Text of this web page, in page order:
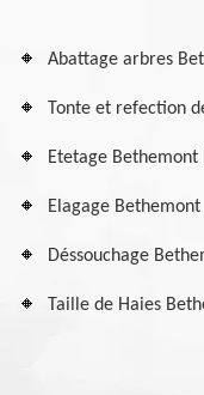
Abattage arbres
Tonte et refection
Etetage Bethemont
Elagage
Déssouchage
Taille de Haies